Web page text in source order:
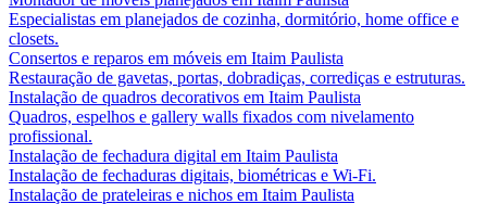
Especialistas em planejados de cozinha, dormitório, home office e
closets.
Consertos e reparos em móveis em Itaim Paulista
Restauração de gavetas, portas, dobradiças, corrediças e estruturas.
Instalação de quadros decorativos em Itaim Paulista
Quadros, espelhos e gallery walls fixados com nivelamento
profissional.
Instalação de fechadura digital em Itaim Paulista
Instalação de fechaduras digitais, biométricas e Wi-Fi.
Instalação de prateleiras e nichos em Itaim Paulista